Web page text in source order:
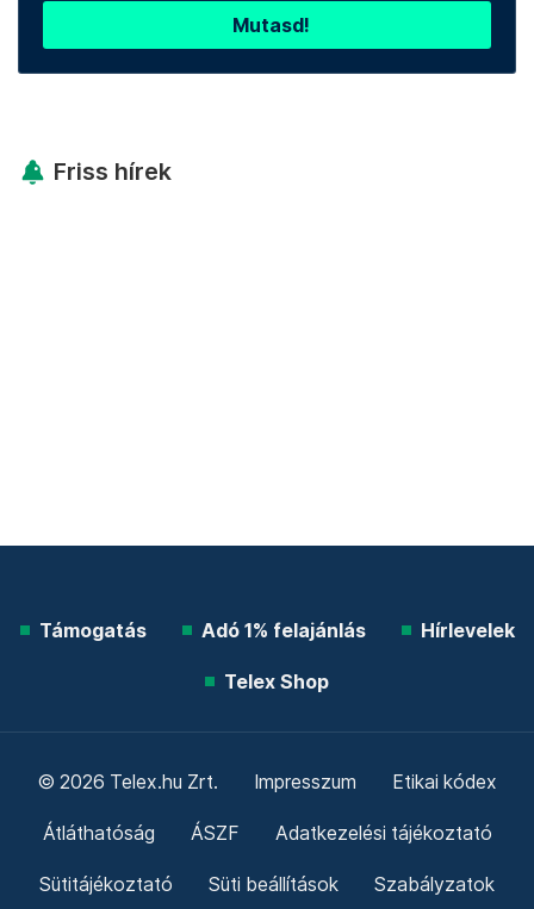
Mutasd!
Friss hírek
Támogatás Adó 1% felajánlás Hírlevelek
Telex Shop
© 2026 Telex.hu Zrt. Impresszum Etikai kódex
Átláthatóság ÁSZF Adatkezelési tájékoztató
Sütitájékoztató Süti beállítások Szabályzatok